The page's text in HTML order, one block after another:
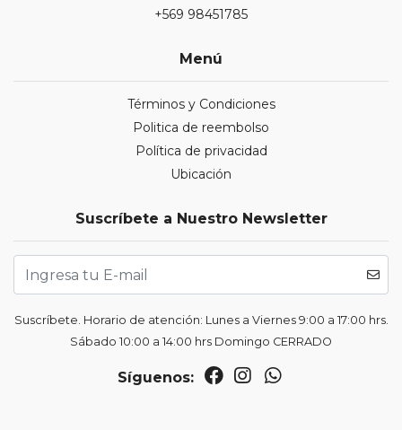
+569 98451785
Menú
Términos y Condiciones
Politica de reembolso
Política de privacidad
Ubicación
Suscríbete a Nuestro Newsletter
Suscríbete. Horario de atención: Lunes a Viernes 9:00 a 17:00 hrs.
Sábado 10:00 a 14:00 hrs Domingo CERRADO
Síguenos: